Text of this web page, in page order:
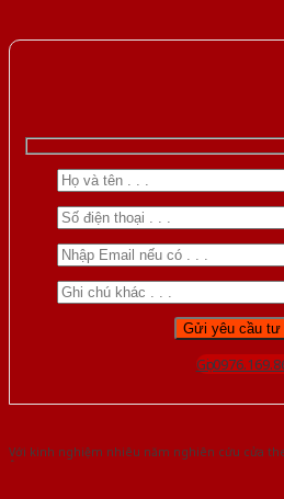
Gọi
Với kinh nghiệm nhiêu năm nghiên cứu cửa
Âu.Chúng tôi tự tin là nhà sản xuất & cung cấp